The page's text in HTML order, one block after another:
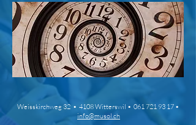
Weisskirchweg 32 • 4108 Witterswil • 061 721 93 17 •
info@musol.ch